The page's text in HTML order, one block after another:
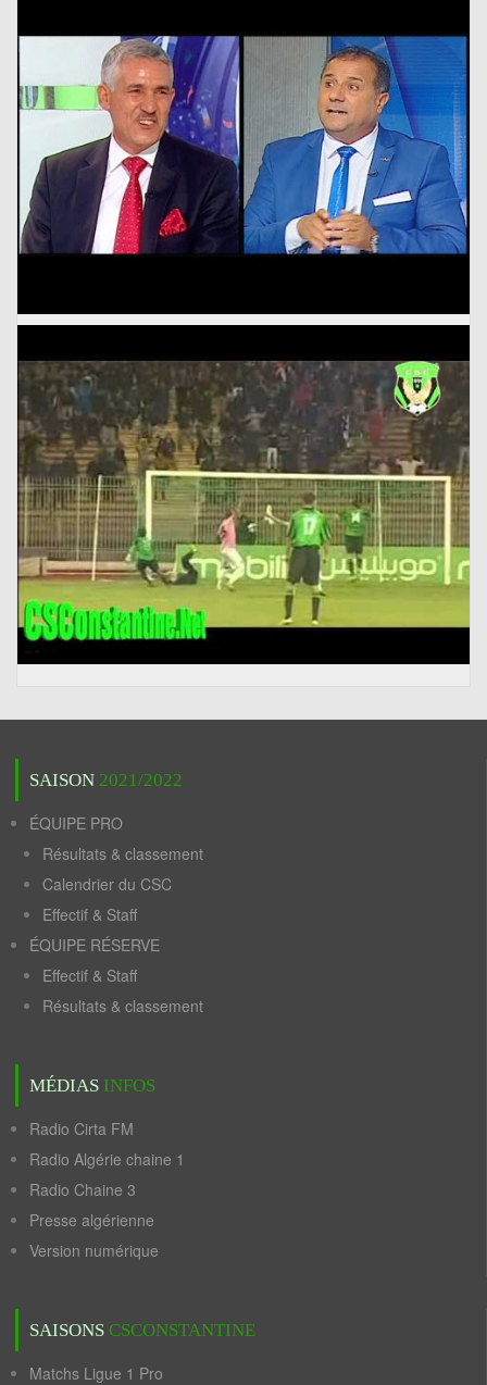
SAISON 2021/2022
ÉQUIPE PRO
Résultats & classement
Calendrier du CSC
Effectif & Staff
ÉQUIPE RÉSERVE
Effectif & Staff
Résultats & classement
MÉDIAS INFOS
Radio Cirta FM
Radio Algérie chaine 1
Radio Chaine 3
Presse algérienne
Version numérique
SAISONS CSCONSTANTINE
Matchs Ligue 1 Pro